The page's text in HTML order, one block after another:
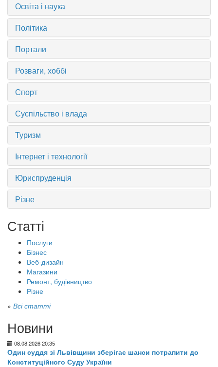
Освіта і наука
Політика
Портали
Розваги, хоббі
Спорт
Суспільство і влада
Туризм
Інтернет і технології
Юриспруденція
Різне
Статті
Послуги
Бізнес
Веб-дизайн
Магазини
Ремонт, будівництво
Різне
» Всі статті
Новини
08.08.2026 20:35
Один суддя зі Львівщини зберігає шанси потрапити до
Конституційного Суду України